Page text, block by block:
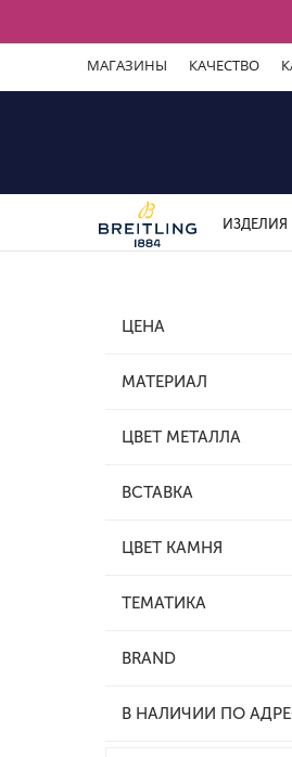
МАГАЗИНЫ КАЧЕСТВО
ЦЕНА
МАТЕРИАЛ
ЦВЕТ МЕТАЛЛА
ВСТАВКА
ЦВЕТ КАМНЯ
ТЕМАТИКА
BRAND
В НАЛИЧИИ ПО